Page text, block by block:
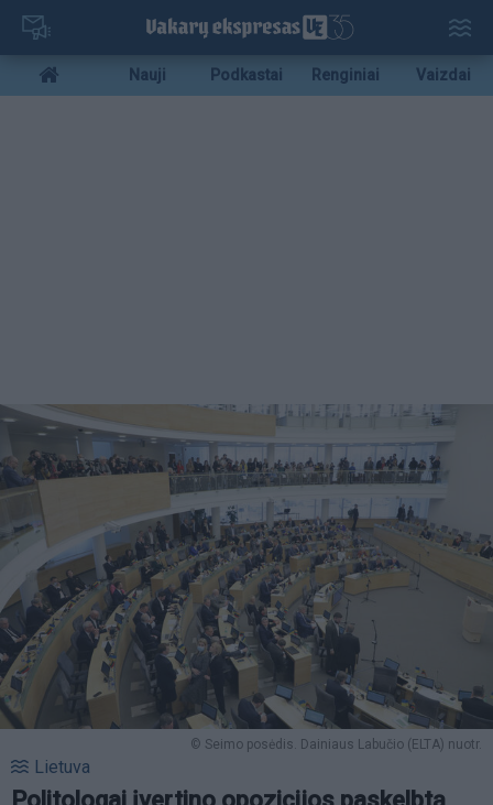
Pereiti
pagrindinį
turinį
Mobile
menu
Nauji Podkastai Renginiai Vaizdai
© Seimo posėdis. Dainiaus Labučio (ELTA) nuotr.
Lietuva